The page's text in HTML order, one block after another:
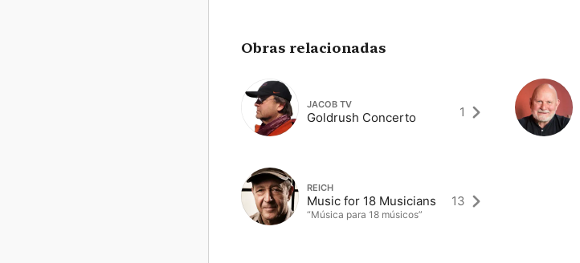
Obras relacionadas
JACOB TV
Goldrush Concerto 1
REICH
Music for 18 Musicians
“Música para 18 músicos”
13